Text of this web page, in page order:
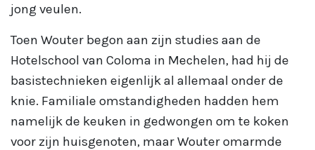
jong veulen.
Toen Wouter begon aan zijn studies aan de
Hotelschool van Coloma in Mechelen, had hij de
basistechnieken eigenlijk al allemaal onder de
knie. Familiale omstandigheden hadden hem
namelijk de keuken in gedwongen om te koken
voor zijn huisgenoten, maar Wouter omarmde